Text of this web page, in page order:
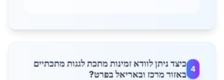
4
כיצד ניתן לוודא זמינות מתכת לגגות מתכתיים
באזור מרכז ובאריאל בפרט?